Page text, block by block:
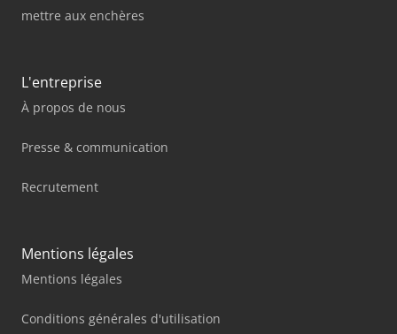
mettre aux enchères
L'entreprise
À propos de nous
Presse & communication
Recrutement
Mentions légales
Mentions légales
Conditions générales d'utilisation